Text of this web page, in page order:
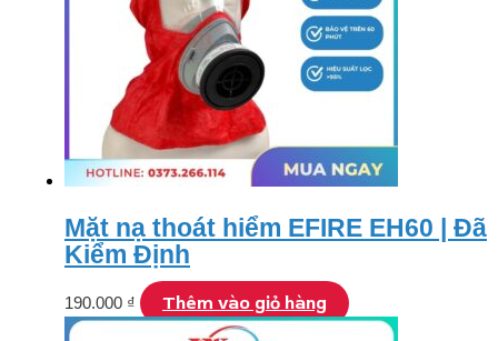
Mặt nạ thoát hiểm EFIRE EH60 | Đã
Kiểm Định
190.000 ₫ Thêm vào giỏ hàng